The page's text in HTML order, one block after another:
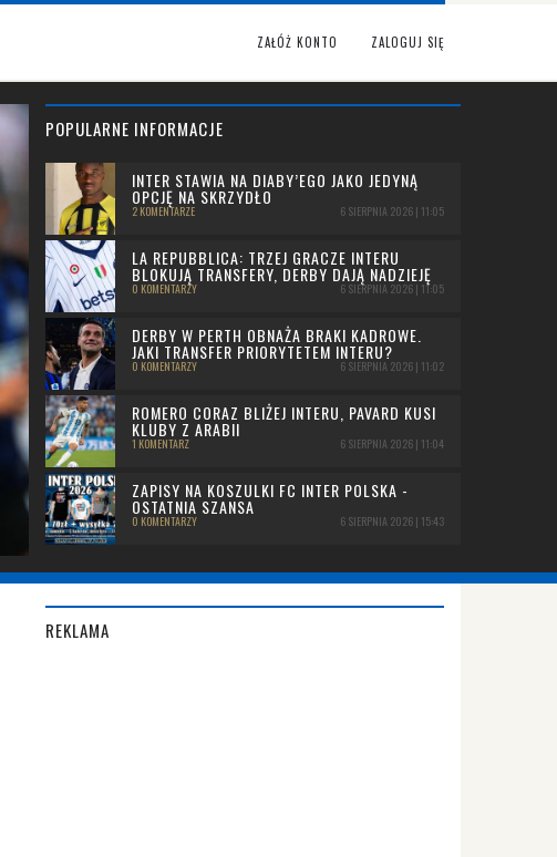
ZAŁÓŻ KONTO ZALOGUJ SIĘ
POPULARNE INFORMACJE
INTER STAWIA NA DIABY’EGO JAKO JEDYNĄ
OPCJĘ NA SKRZYDŁO
2 KOMENTARZE 6 SIERPNIA 2026 | 11:05
LA REPUBBLICA: TRZEJ GRACZE INTERU
BLOKUJĄ TRANSFERY, DERBY DAJĄ NADZIEJĘ
0 KOMENTARZY 6 SIERPNIA 2026 | 11:05
DERBY W PERTH OBNAŻA BRAKI KADROWE.
JAKI TRANSFER PRIORYTETEM INTERU?
0 KOMENTARZY 6 SIERPNIA 2026 | 11:02
ROMERO CORAZ BLIŻEJ INTERU, PAVARD KUSI
KLUBY Z ARABII
1 KOMENTARZ 6 SIERPNIA 2026 | 11:04
ZAPISY NA KOSZULKI FC INTER POLSKA -
OSTATNIA SZANSA
0 KOMENTARZY 6 SIERPNIA 2026 | 15:43
REKLAMA